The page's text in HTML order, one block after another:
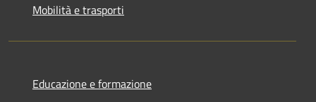
Mobilità e trasporti
Educazione e formazione